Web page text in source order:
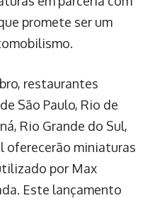
promete ser um
restaurantes
São Paulo, Rio de
Rio Grande do Sul,
oferecerão miniaturas
por Max
Este lançamento